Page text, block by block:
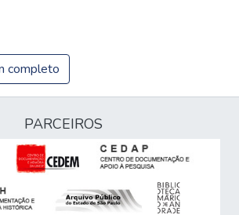
completo
PARCEIROS